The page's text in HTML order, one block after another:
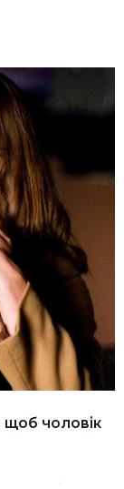
щоб чоловік